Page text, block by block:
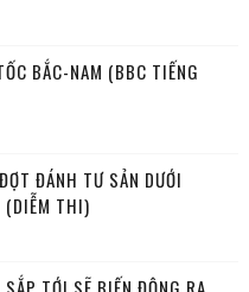
BẮC-NAM (BBC TIẾNG
ĐÁNH TƯ SẢN DƯỚI
(DIỄM THI)